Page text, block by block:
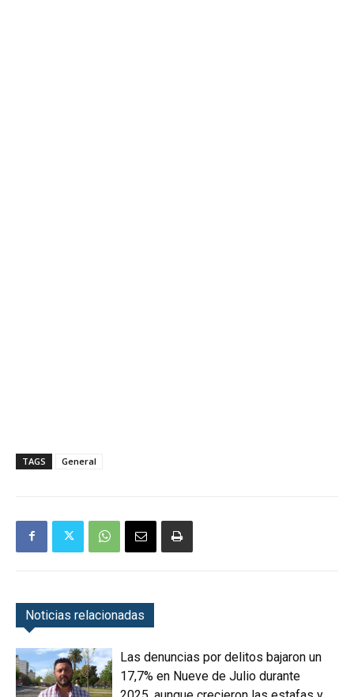
TAGS General
Noticias relacionadas
Las denuncias por delitos bajaron un
17,7% en Nueve de Julio durante